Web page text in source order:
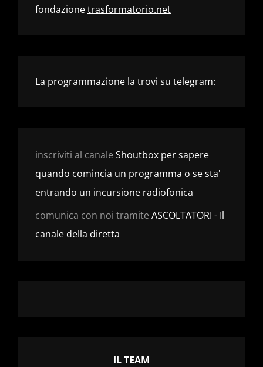
fondazionetrasformatorio.net
La programmazione la trovi su telegram:
inscriviti al canale Shoutbox per sapere
quando comincia un programma o se sta'
entrando un incursione radiofonica
comunica con noi tramite ASCOLTATORI - Il
canale della diretta
IL TEAM